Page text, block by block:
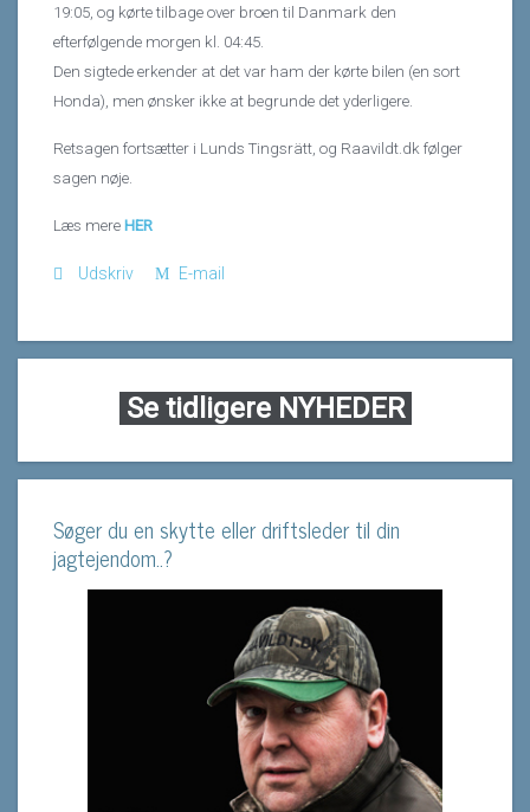
19:05, og kørte tilbage over broen til Danmark den
efterfølgende morgen kl. 04:45.
Den sigtede erkender at det var ham der kørte bilen (en sort
Honda), men ønsker ikke at begrunde det yderligere.
Retsagen fortsætter i Lunds Tingsrätt, og Raavildt.dk følger
sagen nøje.
Læs mere HER
Udskriv E-mail
Se tidligere NYHEDER
Søger du en skytte eller driftsleder til din
jagtejendom..?